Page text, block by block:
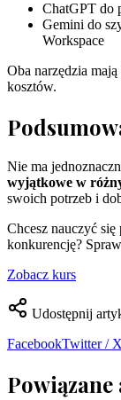
ChatGPT do
Gemini do
Workspace
Oba narzędzia
kosztów.
Nie ma
wyjątkowe w
swoich potrzeb i
Chcesz nauczyć
konkurencję?
Zobacz kurs
Udostępnij
FacebookTwitter / X